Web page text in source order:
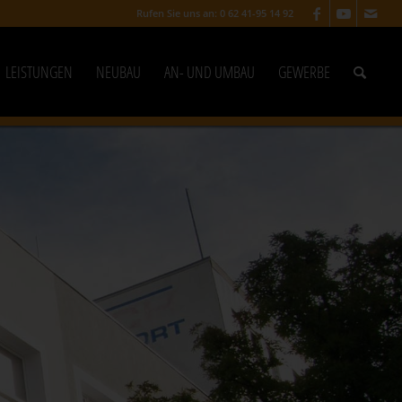
Rufen Sie uns an: 0 62 41-95 14 92
LEISTUNGEN NEUBAU AN- UND UMBAU GEWERBE